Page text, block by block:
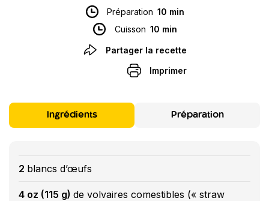
Préparation 10 min
Cuisson 10 min
Partager la recette
Imprimer
Ingrédients Préparation
2 blancs d’œufs
4 oz (115 g) de volvaires comestibles (« straw